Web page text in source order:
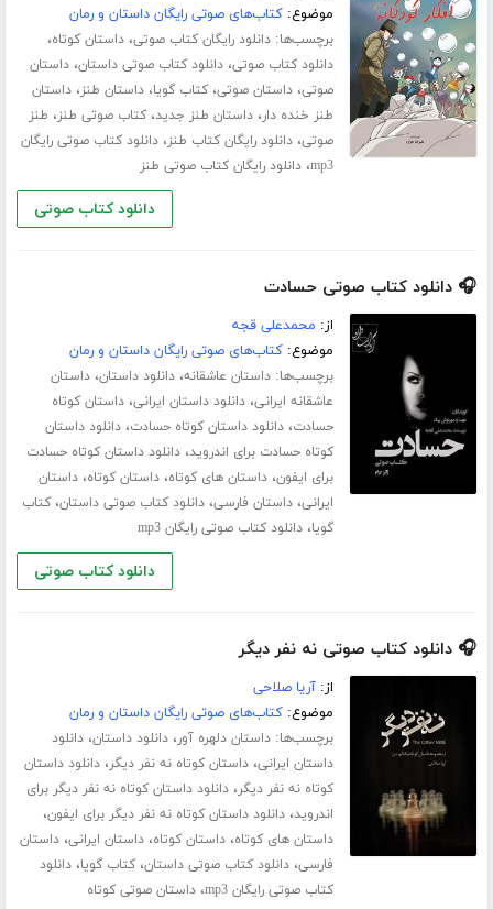
موضوع:کتاب‌های صوتی رایگان داستان و رمان
برچسب‌ها:دانلود رایگان کتاب صوتی،داستان کوتاه،
دانلود کتاب صوتی،دانلود کتاب صوتی داستان،داستان
صوتی،داستان صوتی،کتاب گویا،داستان طنز،داستان
طنز خنده دار،داستان طنز جدید،کتاب صوتی طنز، طنز
صوتی،دانلود رایگان کتاب طنز،دانلود کتاب صوتی رایگان
mp3،دانلود رایگان کتاب صوتی طنز
دانلود کتاب صوتی
🎧 دانلود کتاب صوتی حسادت
از: محمدعلی قجه
موضوع:کتاب‌های صوتی رایگان داستان و رمان
برچسب‌ها:داستان عاشقانه،دانلود داستان،داستان
عاشقانه ایرانی،دانلود داستان ایرانی،داستان کوتاه
حسادت،دانلود داستان کوتاه حسادت،دانلود داستان
کوتاه حسادت برای اندروید،دانلود داستان کوتاه حسادت
برای ایفون،داستان های کوتاه،داستان کوتاه،داستان
ایرانی،داستان فارسی،دانلود کتاب صوتی داستان،کتاب
گویا،دانلود کتاب صوتی رایگان mp3
دانلود کتاب صوتی
🎧 دانلود کتاب صوتی نه نفر دیگر
از:آریا صلاحی
موضوع:کتاب‌های صوتی رایگان داستان و رمان
برچسب‌ها:داستان دلهره آور،دانلود داستان،دانلود
داستان ایرانی،داستان کوتاه نه نفر دیگر،دانلود داستان
کوتاه نه نفر دیگر،دانلود داستان کوتاه نه نفر دیگر برای
اندروید،دانلود داستان کوتاه نه نفر دیگر برای ایفون،
داستان های کوتاه،داستان کوتاه،داستان ایرانی،داستان
فارسی،دانلود کتاب صوتی داستان،کتاب گویا،دانلود
کتاب صوتی رایگان mp3
،داستان صوتی کوتاه